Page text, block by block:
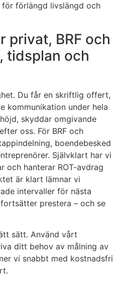
för förlängd livslängd och
privat, BRF och
tidsplan och
Du får en skriftlig offert,
kommunikation under hela
skyddar omgivande
oss. För BRF och
boendebesked
Självklart har vi
och hanterar ROT-avdrag
är klart lämnar vi
intervaller för nästa
prestera – och se
sätt. Använd vårt
ditt behov av målning av
vi snabbt med kostnadsfri